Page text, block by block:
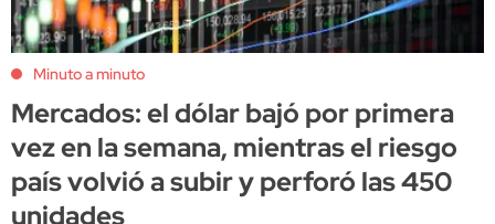
Minuto a minuto
Mercados: el dólar bajó por primera
vez en la semana, mientras el riesgo
país volvió a subir y perforó las 450
unidades